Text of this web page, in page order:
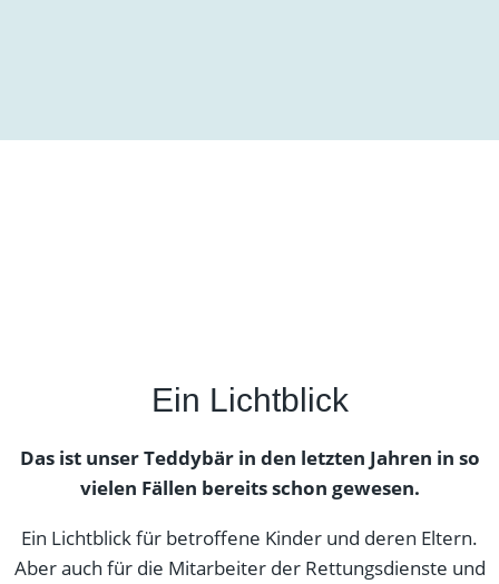
Ein Lichtblick
Das ist unser Teddybär in den letzten Jahren in so
vielen Fällen bereits schon gewesen.
Ein Lichtblick für betroffene Kinder und deren Eltern.
Aber auch für die Mitarbeiter der Rettungsdienste und